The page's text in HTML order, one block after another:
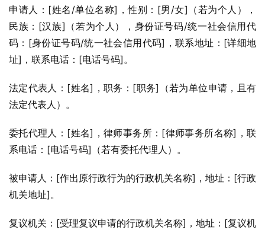
申请人：[姓名/单位名称]，性别：[男/女]（若为个人），
民族：[汉族]（若为个人），身份证号码/统一社会信用代
码：[身份证号码/统一社会信用代码]，联系地址：[详细地
址]，联系电话：[电话号码]。
法定代表人：[姓名]，职务：[职务]（若为单位申请，且有
法定代表人）。
委托代理人：[姓名]，律师事务所：[律师事务所名称]，联
系电话：[电话号码]（若有委托代理人）。
被申请人：[作出原行政行为的行政机关名称]，地址：[行政
机关地址]。
复议机关：[受理复议申请的行政机关名称]，地址：[复议机